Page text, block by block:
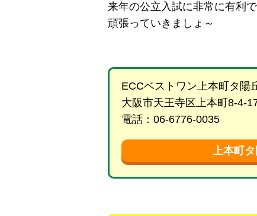
来年の公立入試に非常に有利
頑張っていきましょ～
ECCベストワン上本町タ陽
大阪市天王寺区上本町8-4-
電話：06-6776-0035
上本町